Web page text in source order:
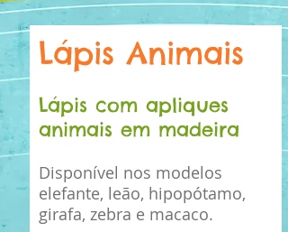
Lápis Animais
Lápis com apliques
animais em madeira
Disponível nos modelos
elefante, leão, hipopótamo,
girafa, zebra e macaco.